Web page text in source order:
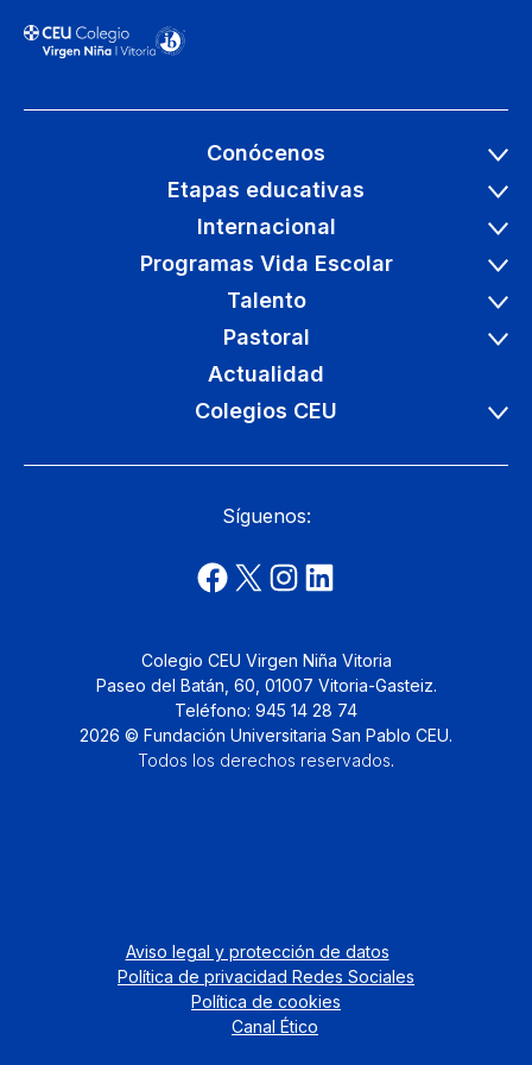
Conócenos
Etapas educativas
Internacional
Programas Vida Escolar
Talento
Pastoral
Actualidad
Colegios CEU
Síguenos:
Colegio CEU Virgen Niña Vitoria
Paseo del Batán, 60, 01007 Vitoria-Gasteiz.
Teléfono: 945 14 28 74
2026 © Fundación Universitaria San Pablo CEU.
Todos los derechos reservados.
Aviso legal y protección de datos
Política de privacidad Redes Sociales
Política de cookies
Canal Ético